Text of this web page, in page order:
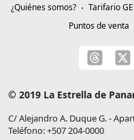
¿Quiénes somos? Tarifario
Puntos de venta
© 2019 La Estrella de
C/ Alejandro A. Duque G. -
Teléfono: +507 204-0000